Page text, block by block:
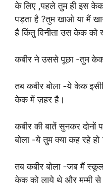
के लिए ,पहले तुम ही इस
पड़ता है ?तुम खाओ या मैं
है किंतु विनीता उस केक को
कबीर ने उससे पूछा -तुम केक
तब कबीर बोला -ये केक
केक में ज़हर है।
कबीर की बातें सुनकर दोनों
बोला -ये तुम क्या कह रहे
तब कबीर बोला -जब मैं
केक को लाये थे और मम्मी